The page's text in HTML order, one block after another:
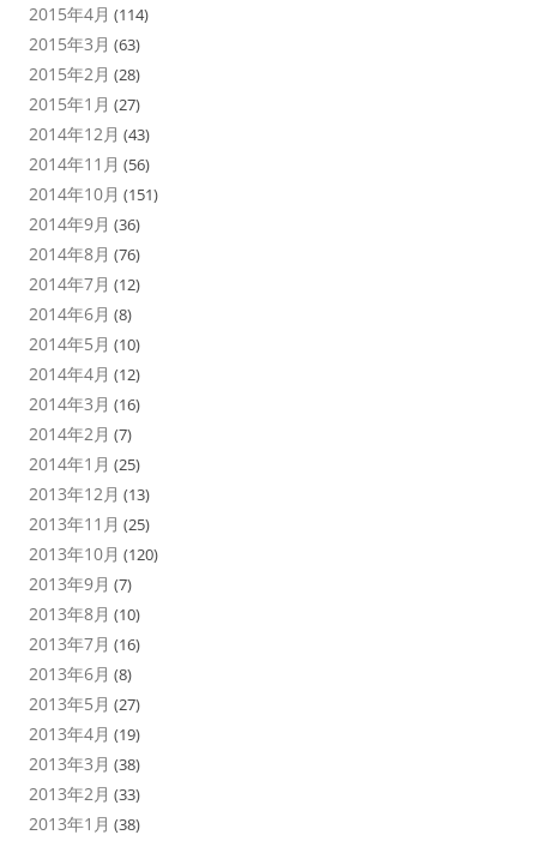
2015年4月 (114)
2015年3月 (63)
2015年2月 (28)
2015年1月 (27)
2014年12月 (43)
2014年11月 (56)
2014年10月 (151)
2014年9月 (36)
2014年8月 (76)
2014年7月 (12)
2014年6月 (8)
2014年5月 (10)
2014年4月 (12)
2014年3月 (16)
2014年2月 (7)
2014年1月 (25)
2013年12月 (13)
2013年11月 (25)
2013年10月 (120)
2013年9月 (7)
2013年8月 (10)
2013年7月 (16)
2013年6月 (8)
2013年5月 (27)
2013年4月 (19)
2013年3月 (38)
2013年2月 (33)
2013年1月 (38)